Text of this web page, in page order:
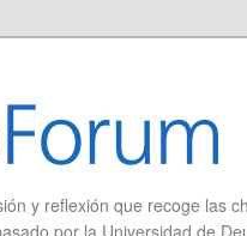
y reflexión que recoge las
por la Universidad de